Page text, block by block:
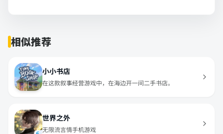
相似推荐
小小书店
在这款叙事经营游戏中，在海边开一间二手书店。
世界之外
无限流言情手机游戏